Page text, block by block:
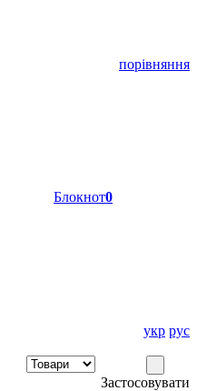
порівняння
Блокнот0
укр рус
Застосовувати